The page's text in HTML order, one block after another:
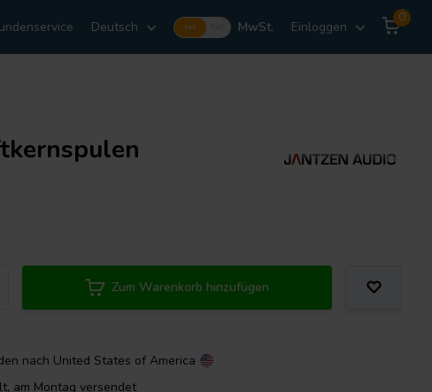
Deutsch Incl. MwSt. Einloggen
0
Zum Warenkorb hinzufügen
nach United States of America
am Montag versendet